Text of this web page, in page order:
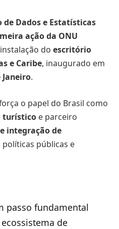
de Dados e Estatísticas
ação da ONU
do escritório
e Caribe, inaugurado em
Janeiro.
o papel do Brasil como
turístico e parceiro
integração de
públicas e
passo fundamental
de